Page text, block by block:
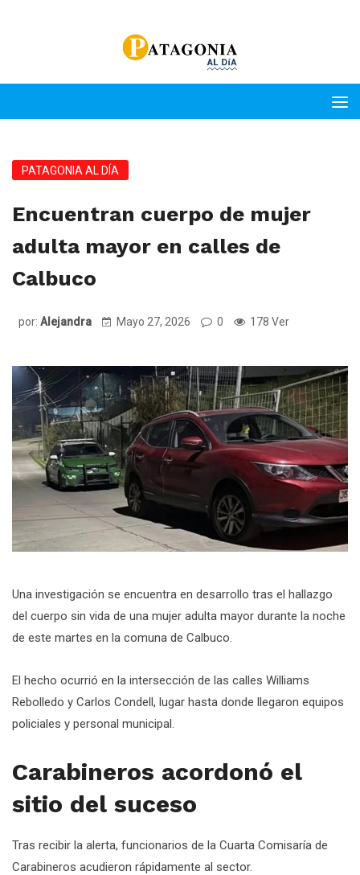
PATAGONIA AL DÍA
Encuentran cuerpo de mujer
adulta mayor en calles de
Calbuco
por: Alejandra Mayo 27, 2026 0 178 Ver
Una investigación se encuentra en desarrollo tras el hallazgo
del cuerpo sin vida de una mujer adulta mayor durante la noche
de este martes en la comuna de Calbuco.
El hecho ocurrió en la intersección de las calles Williams
Rebolledo y Carlos Condell, lugar hasta donde llegaron equipos
policiales y personal municipal.
Carabineros acordonó el
sitio del suceso
Tras recibir la alerta, funcionarios de la Cuarta Comisaría de
Carabineros acudieron rápidamente al sector.